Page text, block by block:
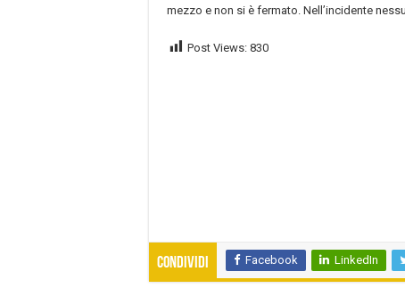
mezzo e non si è fermato. Nell’incidente
Post Views: 830
Condividi Facebook LinkedIn